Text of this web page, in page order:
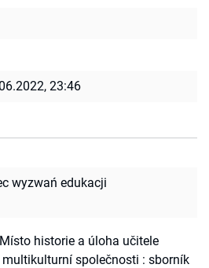
23:46
wyzwań edukacji
Místo historie a úloha učitele
společnosti : sborník